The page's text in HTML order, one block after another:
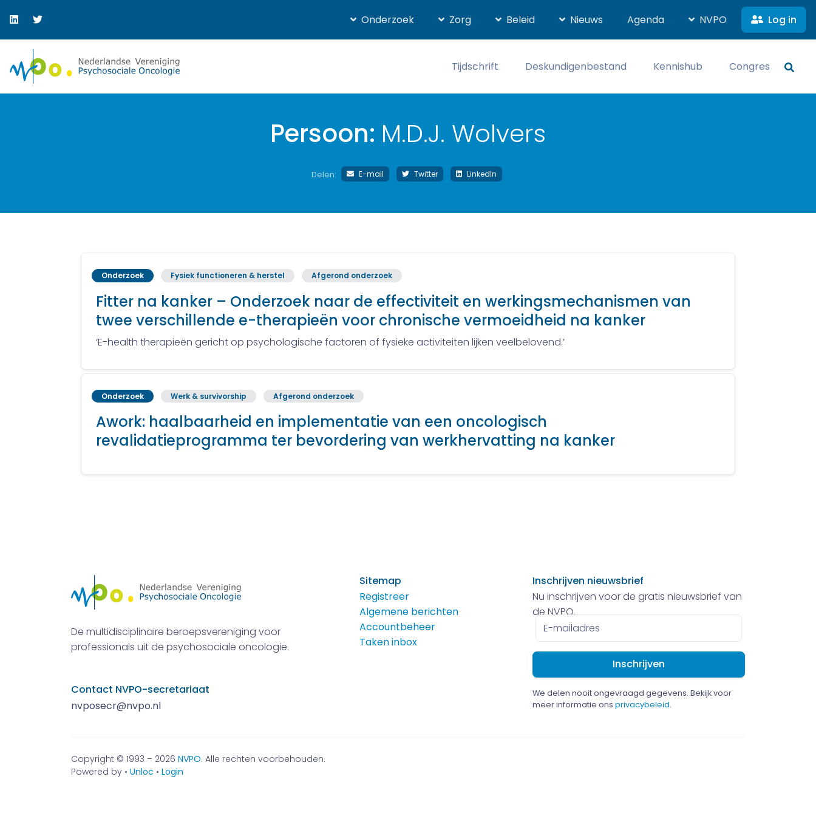
Onderzoek Zorg Beleid Nieuws Agenda NVPO Log in
Tijdschrift Deskundigenbestand Kennishub Congres
Persoon: M.D.J. Wolvers
Delen: E-mail Twitter LinkedIn
Onderzoek Fysiek functioneren & herstel Afgerond onderzoek
Fitter na kanker – Onderzoek naar de effectiviteit en werkingsmechanismen van
twee verschillende e-therapieën voor chronische vermoeidheid na kanker
‘E-health therapieën gericht op psychologische factoren of fysieke activiteiten lijken veelbelovend.’
Onderzoek Werk & survivorship Afgerond onderzoek
Awork: haalbaarheid en implementatie van een oncologisch
revalidatieprogramma ter bevordering van werkhervatting na kanker
De multidisciplinaire beroepsvereniging voor
professionals uit de psychosociale oncologie.
Contact NVPO-secretariaat
nvposecr@nvpo.nl
Sitemap
Registreer
Algemene berichten
Accountbeheer
Taken inbox
Inschrijven nieuwsbrief
Nu inschrijven voor de gratis nieuwsbrief van
de NVPO.
E-
mailadres
We delen nooit ongevraagd gegevens. Bekijk voor
meer informatie ons privacybeleid.
Copyright © 1993 – 2026 NVPO. Alle rechten voorbehouden.
Powered by • Unloc • Login